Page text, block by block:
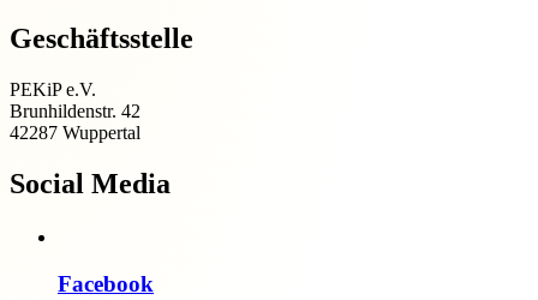
Geschäftsstelle
PEKiP e.V.
Brunhildenstr. 42
42287 Wuppertal
Social Media
Facebook